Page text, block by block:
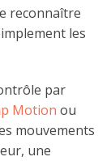
reconnaître
les
par
Motion ou
mouvements
une